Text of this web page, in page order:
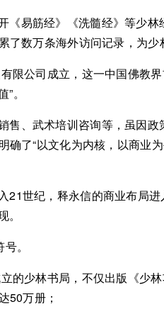
《易筋经》《洗髓经》等少
数万条海外访问记录，为少
限公司成立，这一中国佛教
。
售、武术培训咨询等，虽因
了“以文化为内核，以商业
21世纪，释永信的商业布局
。
的少林书局，不仅出版《少
50万册；